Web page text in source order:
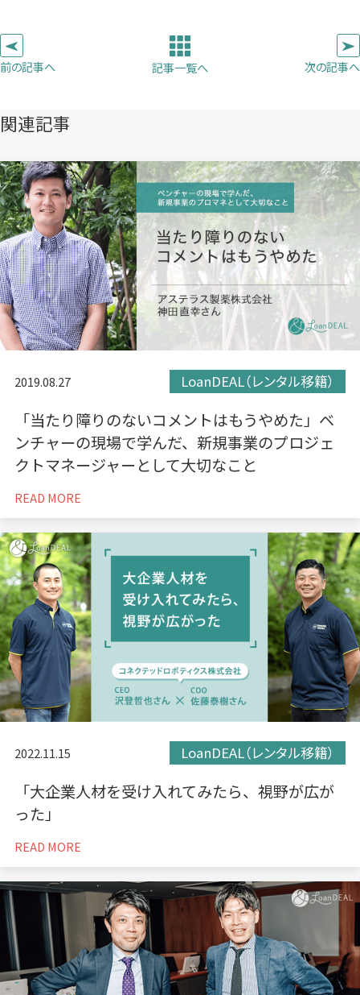
す） す）
で
す）
ー
前の記事へ 記事一覧へ 次の記事へ
関連記事
2019.08.27 LoanDEAL（レンタル移籍）
「当たり障りのないコメントはもうやめた」ベ
ンチャーの現場で学んだ、新規事業のプロジェ
クトマネージャーとして大切なこと
READ MORE
2022.11.15 LoanDEAL（レンタル移籍）
「大企業人材を受け入れてみたら、視野が広が
った」
READ MORE